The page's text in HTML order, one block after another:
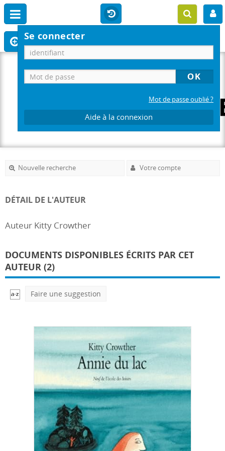
Se connecter
Mot de passe oublié ?
Aide à la connexion
Nouvelle recherche Votre compte
DÉTAIL DE L'AUTEUR
Auteur Kitty Crowther
DOCUMENTS DISPONIBLES ÉCRITS PAR CET
AUTEUR (2)
Faire une suggestion